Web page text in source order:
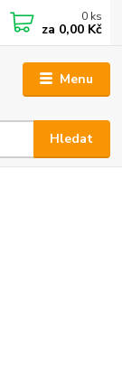
Menu
Hledat
0 ks
za 0,00 Kč